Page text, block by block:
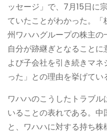
ッセージ」で、7月15日に
ていたことがわかった。
州ワハハグループの株主
自分が跡継ぎとなること
よび子会社を引き続きマ
った」との理由を挙げてい
ワハハのこうしたトラブ
いることの表れである。
と、ワハハに対する持ち